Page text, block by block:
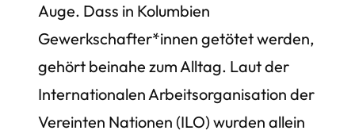
Auge. Dass in Kolumbien
Gewerkschafter*innen getötet werden,
gehört beinahe zum Alltag. Laut der
Internationalen Arbeitsorganisation der
Vereinten Nationen (ILO) wurden allein